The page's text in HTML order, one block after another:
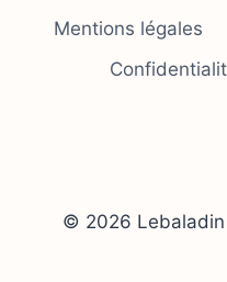
Mentions légales
© 2026